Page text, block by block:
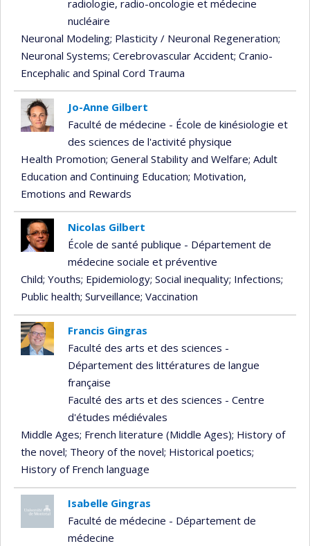
radiologie, radio-oncologie et médecine
nucléaire
Neuronal Modeling; Plasticity / Neuronal Regeneration;
Neuronal Systems; Cerebrovascular Accident; Cranio-
Encephalic and Spinal Cord Trauma
Jo-Anne Gilbert
Faculté de médecine - École de kinésiologie et
des sciences de l'activité physique
Health Promotion; General Stability and Welfare; Adult
Education and Continuing Education; Motivation,
Emotions and Rewards
Nicolas Gilbert
École de santé publique - Département de
médecine sociale et préventive
Child; Youths; Epidemiology; Social inequality; Infections;
Public health; Surveillance; Vaccination
Francis Gingras
Faculté des arts et des sciences -
Département des littératures de langue
française
Faculté des arts et des sciences - Centre
d'études médiévales
Middle Ages; French literature (Middle Ages); History of
the novel; Theory of the novel; Historical poetics;
History of French language
Isabelle Gingras
Faculté de médecine - Département de
médecine